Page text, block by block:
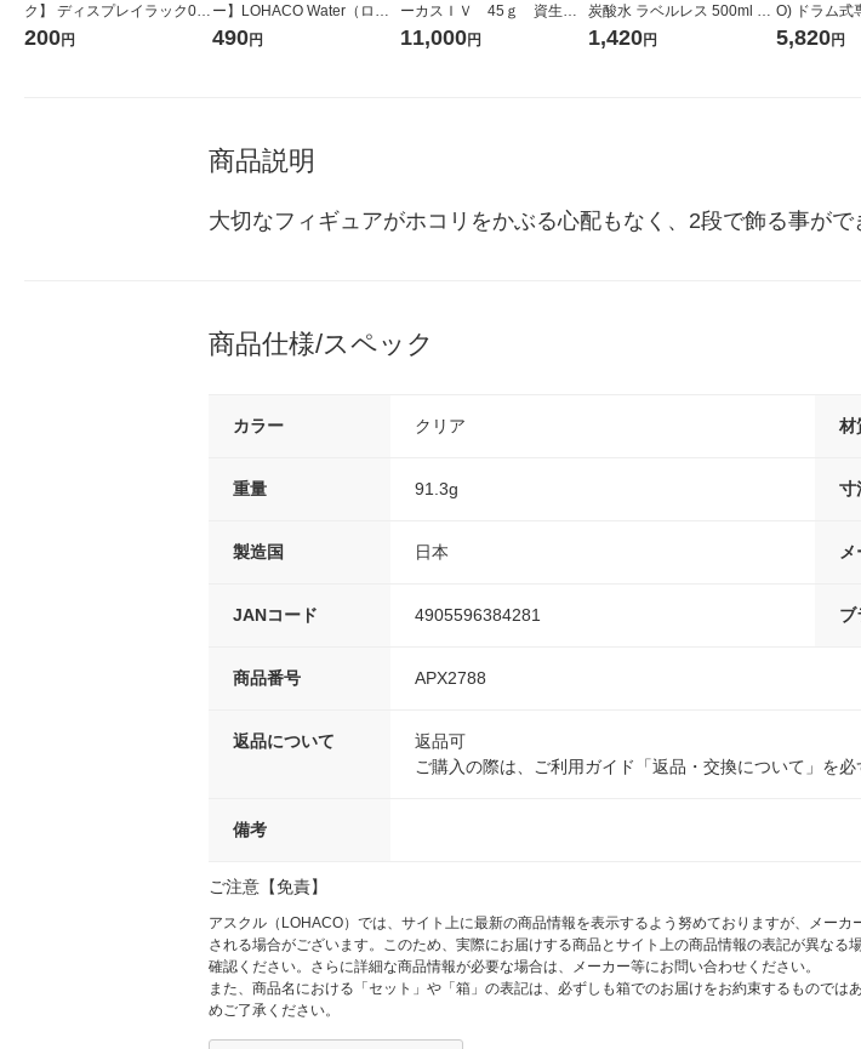
ク】 ディスプレイラック03
3803 1個
200円
ー】LOHACO Water（ロハ
コウォーター）2L ラベルレ
490円
ーカスＩＶ 45ｇ 資生
堂 おまけ付き
11,000円
炭酸水 ラベルレス 500ml 1
箱（24本入）
1,420円
O) ドラム式
ガジャンボ
（2個入) 洗
5,820円
商品説明
大切なフィギュアがホコリをかぶる心配もなく、2段で飾る事が
商品仕様/スペック
カラー クリア 材
重量 91.3g 寸
製造国 日本
JANコード 4905596384281 ブ
商品番号 APX2788
返品について
返品可
ご購入の際は、ご利用ガイド「返品・交換について」を
備考
ご注意【免責】
アスクル（LOHACO）では、サイト上に最新の商品情報を表示するよう努めておりますが、メー
される場合がございます。このため、実際にお届けする商品とサイト上の商品情報の表記が異な
確認ください。さらに詳細な商品情報が必要な場合は、メーカー等にお問い合わせください。
また、商品名における「セット」や「箱」の表記は、必ずしも箱でのお届けをお約束するもので
めご了承ください。